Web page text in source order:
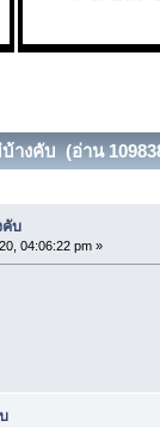
างคับ (อ่าน
คับ
04:06:22 pm »